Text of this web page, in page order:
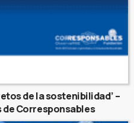
de la sostenibilidad’ –
de Corresponsables